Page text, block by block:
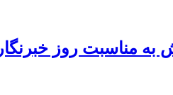
به مناسبت روز خبرنگار